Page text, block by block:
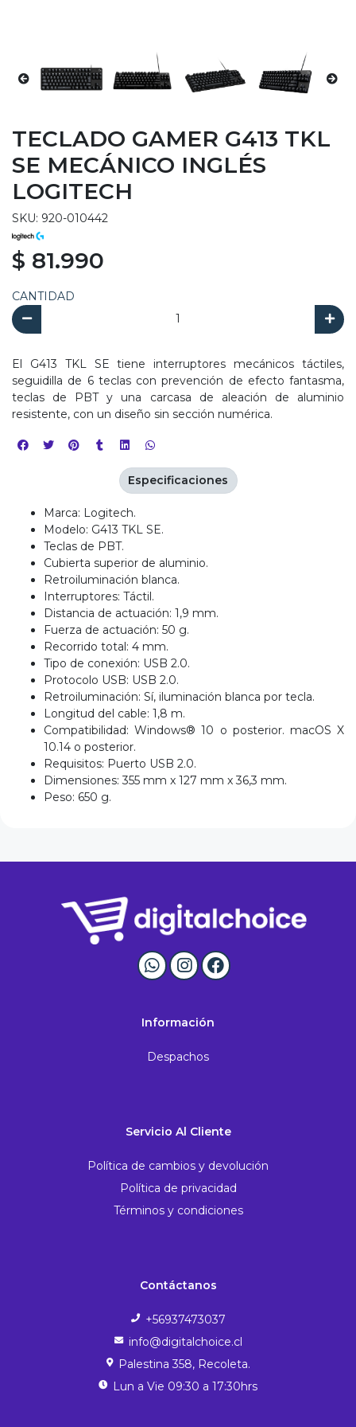
TECLADO GAMER G413 TKL
SE MECÁNICO INGLÉS
LOGITECH
SKU: 920-010442
$ 81.990
CANTIDAD
El G413 TKL SE tiene interruptores mecánicos táctiles,
seguidilla de 6 teclas con prevención de efecto fantasma,
teclas de PBT y una carcasa de aleación de aluminio
resistente, con un diseño sin sección numérica.
Marca: Logitech.
Modelo: G413 TKL SE.
Teclas de PBT.
Cubierta superior de aluminio.
Retroiluminación blanca.
Interruptores: Táctil.
Distancia de actuación: 1,9 mm.
Fuerza de actuación: 50 g.
Recorrido total: 4 mm.
Tipo de conexión: USB 2.0.
Protocolo USB: USB 2.0.
Retroiluminación: Sí, iluminación blanca por tecla.
Longitud del cable: 1,8 m.
Compatibilidad: Windows® 10 o posterior. macOS X
10.14 o posterior.
Requisitos: Puerto USB 2.0.
Dimensiones: 355 mm x 127 mm x 36,3 mm.
Peso: 650 g.
Especificaciones
Información
Despachos
Servicio Al Cliente
Política de cambios y devolución
Política de privacidad
Términos y condiciones
Contáctanos
+56937473037
info@digitalchoice.cl
Palestina 358, Recoleta.
Lun a Vie 09:30 a 17:30hrs